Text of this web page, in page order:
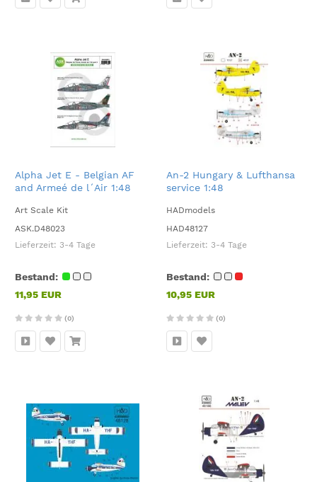
Alpha Jet E - Belgian AF
and Armeé de l´Air 1:48
Art Scale Kit
ASK.D48023
Lieferzeit: 3-4 Tage
Bestand:
11,95 EUR
(0)
An-2 Hungary & Lufthansa
service 1:48
HADmodels
HAD48127
Lieferzeit: 3-4 Tage
Bestand:
10,95 EUR
(0)